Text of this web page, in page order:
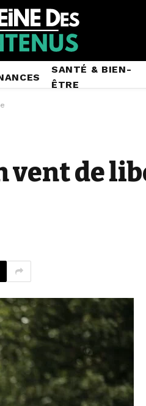
SANTÉ & BIEN-
ÊTRE
vent de